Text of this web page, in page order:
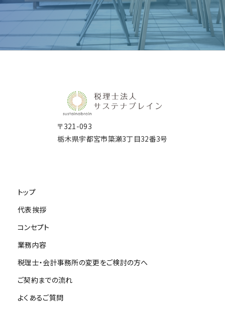
〒321-093
栃木県宇都宮市簗瀬3丁目32番3号
トップ
代表挨拶
コンセプト
業務内容
税理士・会計事務所の変更をご検討の方へ
ご契約までの流れ
よくあるご質問